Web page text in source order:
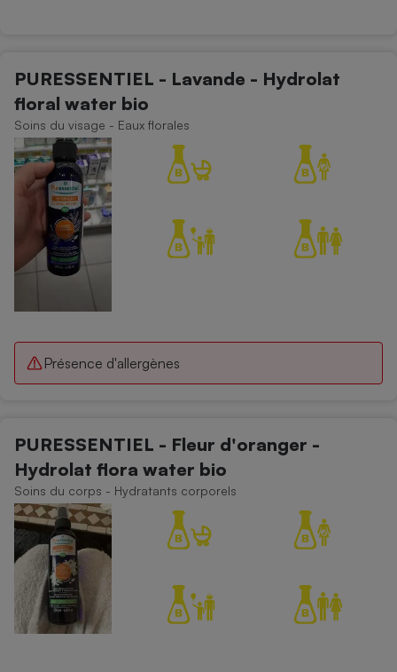
PURESSENTIEL - Lavande - Hydrolat
floral water bio
Soins du visage - Eaux florales
Présence d'allergènes
PURESSENTIEL - Fleur d'oranger -
Hydrolat flora water bio
Soins du corps - Hydratants corporels